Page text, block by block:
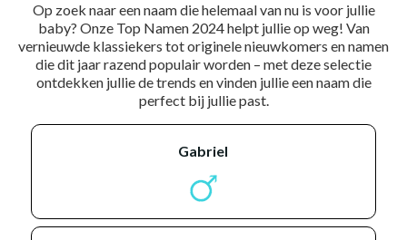
Op zoek naar een naam die helemaal van nu is voor jullie
baby? Onze Top Namen 2024 helpt jullie op weg! Van
vernieuwde klassiekers tot originele nieuwkomers en namen
die dit jaar razend populair worden – met deze selectie
ontdekken jullie de trends en vinden jullie een naam die
perfect bij jullie past.
gabriel